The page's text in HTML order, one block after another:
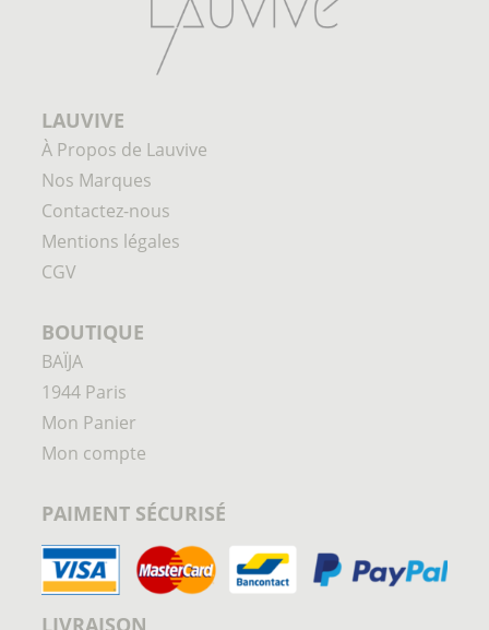
LAUVIVE
À Propos de Lauvive
Nos Marques
Contactez-nous
Mentions légales
CGV
BOUTIQUE
BAÏJA
1944 Paris
Mon Panier
Mon compte
PAIMENT SÉCURISÉ
LIVRAISON